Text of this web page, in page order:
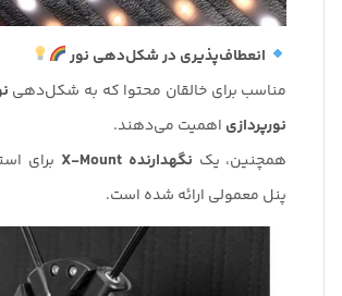
انعطاف‌پذیری در شکل‌دهی نور
مناسب برای خالقان محتوا که به شکل‌دهی
نورپردازی اهمیت می‌دهند.
همچنین، یک نگهدارنده X-Mount
برای
پنل معمولی ارائه شده است.